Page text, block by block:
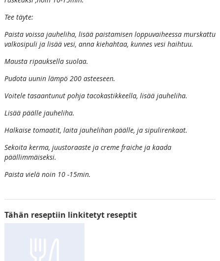
Tee täyte:
Paista voissa jauheliha, lisää paistamisen loppuvaiheessa murskattu
valkosipuli ja lisää vesi, anna kiehahtaa, kunnes vesi haihtuu.
Mausta ripauksella suolaa.
Pudota uunin lämpö 200 asteeseen.
Voitele tasaantunut pohja tacokastikkeella, lisää jauheliha.
Lisää päälle jauheliha.
Halkaise tomaatit, laita jauhelihan päälle, ja sipulirenkaat.
Sekoita kerma, juustoraaste ja creme fraiche ja kaada
päällimmäiseksi.
Paista vielä noin 10 -15min.
Tähän reseptiin linkitetyt reseptit